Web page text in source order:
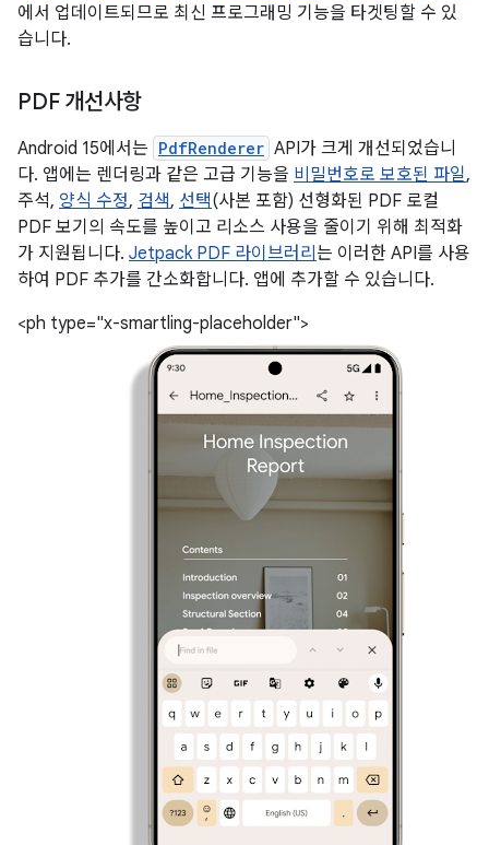
에서 업데이트되므로 최신 프로그래밍 기능을 타겟팅할 수 있
습니다.
PDF 개선사항
Android 15에서는 PdfRenderer API가 크게 개선되었습니
다. 앱에는 렌더링과 같은 고급 기능을 비밀번호로 보호된 파일,
주석, 양식 수정, 검색, 선택(사본 포함) 선형화된 PDF 로컬
PDF 보기의 속도를 높이고 리소스 사용을 줄이기 위해 최적화
가 지원됩니다. Jetpack PDF 라이브러리 는 이러한 API를 사용
하여 PDF 추가를 간소화합니다. 앱에 추가할 수 있습니다.
<ph type="x-smartling-placeholder">